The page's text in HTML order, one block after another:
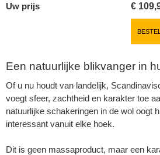
Uw prijs
€
BESTEL
Een natuurlijke blikvanger in
Of u nu houdt van landelijk,
voegt sfeer, zachtheid en karakter toe
natuurlijke schakeringen in de wol oogt
interessant vanuit elke hoek.
Dit is geen massaproduct, maar een